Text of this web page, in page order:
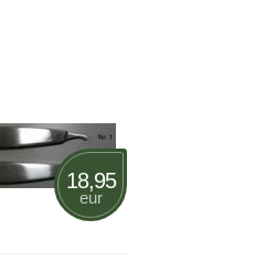
18,95
eur